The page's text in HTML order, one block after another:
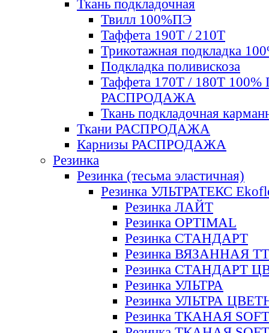
Ткань подкладочная
Твилл 100%ПЭ
Таффета 190Т / 210Т
Трикотажная подкладка
Подкладка поливискоза
Таффета 170Т / 180Т 100%
РАСПРОДАЖА
Ткань подкладочная
Ткани РАСПРОДАЖА
Карнизы РАСПРОДАЖА
Резинка
Резинка (тесьма эластичная)
Резинка УЛЬТРАТЕКС
Резинка ЛАЙТ
Резинка OPTIMAL
Резинка СТАНДАРТ
Резинка ВЯЗАННАЯ ТТ
Резинка СТАНДАРТ
Резинка УЛЬТРА
Резинка УЛЬТРА
Резинка ТКАНАЯ SOFT